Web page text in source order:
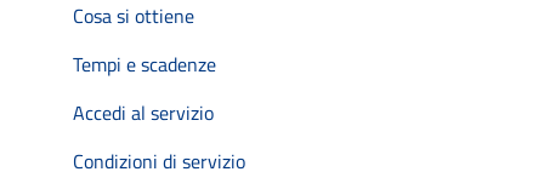
Cosa si ottiene
Tempi e scadenze
Accedi al servizio
Condizioni di servizio